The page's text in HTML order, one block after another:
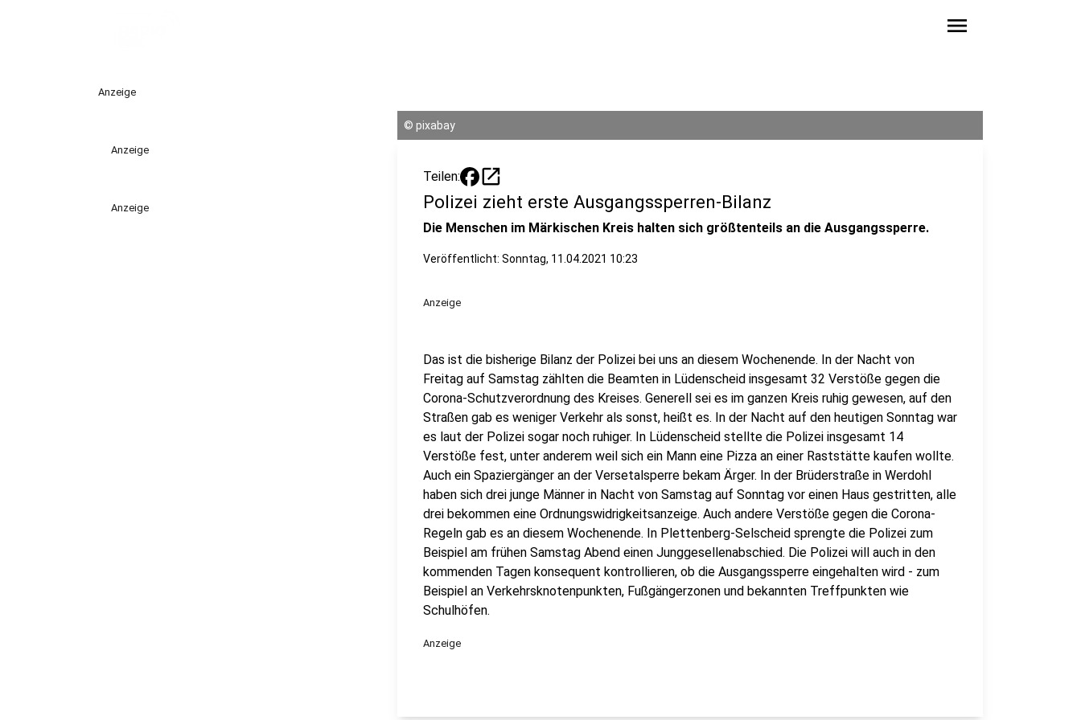
menu
Anzeige
Anzeige
Anzeige
© pixabay
Teilen: open_in_new
Polizei zieht erste Ausgangssperren-Bilanz
Die Menschen im Märkischen Kreis halten sich größtenteils an die Ausgangssperre.
Veröffentlicht: Sonntag, 11.04.2021 10:23
Anzeige
Das ist die bisherige Bilanz der Polizei bei uns an diesem Wochenende. In der Nacht von
Freitag auf Samstag zählten die Beamten in Lüdenscheid insgesamt 32 Verstöße gegen die
Corona-Schutzverordnung des Kreises. Generell sei es im ganzen Kreis ruhig gewesen, auf den
Straßen gab es weniger Verkehr als sonst, heißt es. In der Nacht auf den heutigen Sonntag war
es laut der Polizei sogar noch ruhiger. In Lüdenscheid stellte die Polizei insgesamt 14
Verstöße fest, unter anderem weil sich ein Mann eine Pizza an einer Raststätte kaufen wollte.
Auch ein Spaziergänger an der Versetalsperre bekam Ärger. In der Brüderstraße in Werdohl
haben sich drei junge Männer in Nacht von Samstag auf Sonntag vor einen Haus gestritten, alle
drei bekommen eine Ordnungswidrigkeitsanzeige. Auch andere Verstöße gegen die Corona-
Regeln gab es an diesem Wochenende. In Plettenberg-Selscheid sprengte die Polizei zum
Beispiel am frühen Samstag Abend einen Junggesellenabschied. Die Polizei will auch in den
kommenden Tagen konsequent kontrollieren, ob die Ausgangssperre eingehalten wird - zum
Beispiel an Verkehrsknotenpunkten, Fußgängerzonen und bekannten Treffpunkten wie
Schulhöfen.
Anzeige